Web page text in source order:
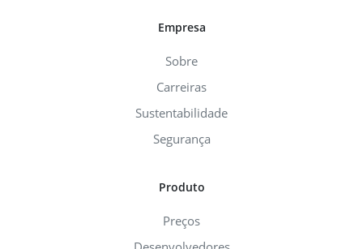
Empresa
Sobre
Carreiras
Sustentabilidade
Segurança
Produto
Preços